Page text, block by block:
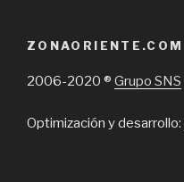
ZONAORIENTE.COM
2006-2020 ® Grupo SNS
Optimización y desarrollo: